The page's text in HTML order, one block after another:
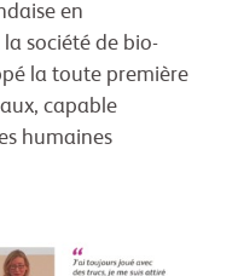
en
société de bio-
la toute première
capable
humaines